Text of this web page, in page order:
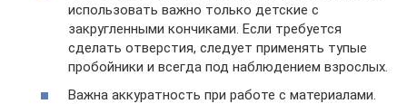
использовать важно только детские с
закругленными кончиками. Если требуется
сделать отверстия, следует применять тупые
пробойники и всегда под наблюдением взрослых.
Важна аккуратность при работе с материалами.